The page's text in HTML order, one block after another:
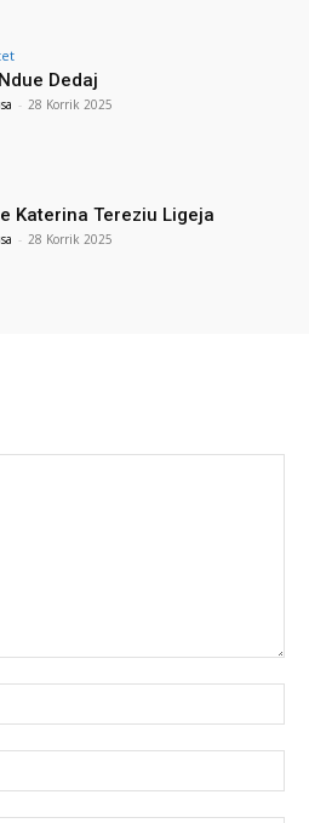
Dedaj
- 28 Korrik 2025
Katerina Tereziu Ligeja
- 28 Korrik 2025